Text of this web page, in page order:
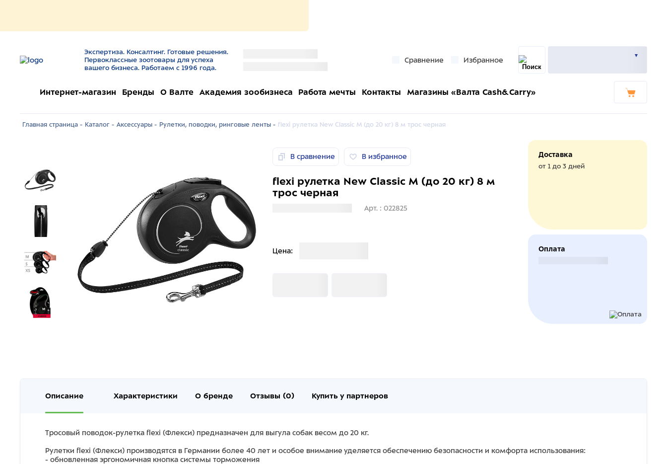
Экспертиза. Консалтинг. Готовые решения.
Первоклассные зоотовары для успеха
вашего бизнеса. Работаем с 1996 года.
Сравнение Избранное
Интернет-магазин Бренды О Валте Академия зообизнеса Работа мечты Контакты Магазины «Валта Cash&Carry»
Главная страница - Каталог - Аксессуары - Рулетки, поводки, ринговые ленты - flexi рулетка New Classic M (до 20 кг) 8 м трос черная
В сравнение В избранное
flexi рулетка New Classic M (до 20 кг) 8 м
трос черная
Арт. : 022825
Цена:
Доставка
от 1 до 3 дней
Оплата
Описание Характеристики О бренде Отзывы (0) Купить у партнеров
Тросовый поводок-рулетка flexi (Флекси) предназначен для выгула собак весом до 20 кг.
Рулетки flexi (Флекси) производятся в Германии более 40 лет и особое внимание уделяется обеспечению безопасности и комфорта использования:
- обновленная эргономичная кнопка системы торможения